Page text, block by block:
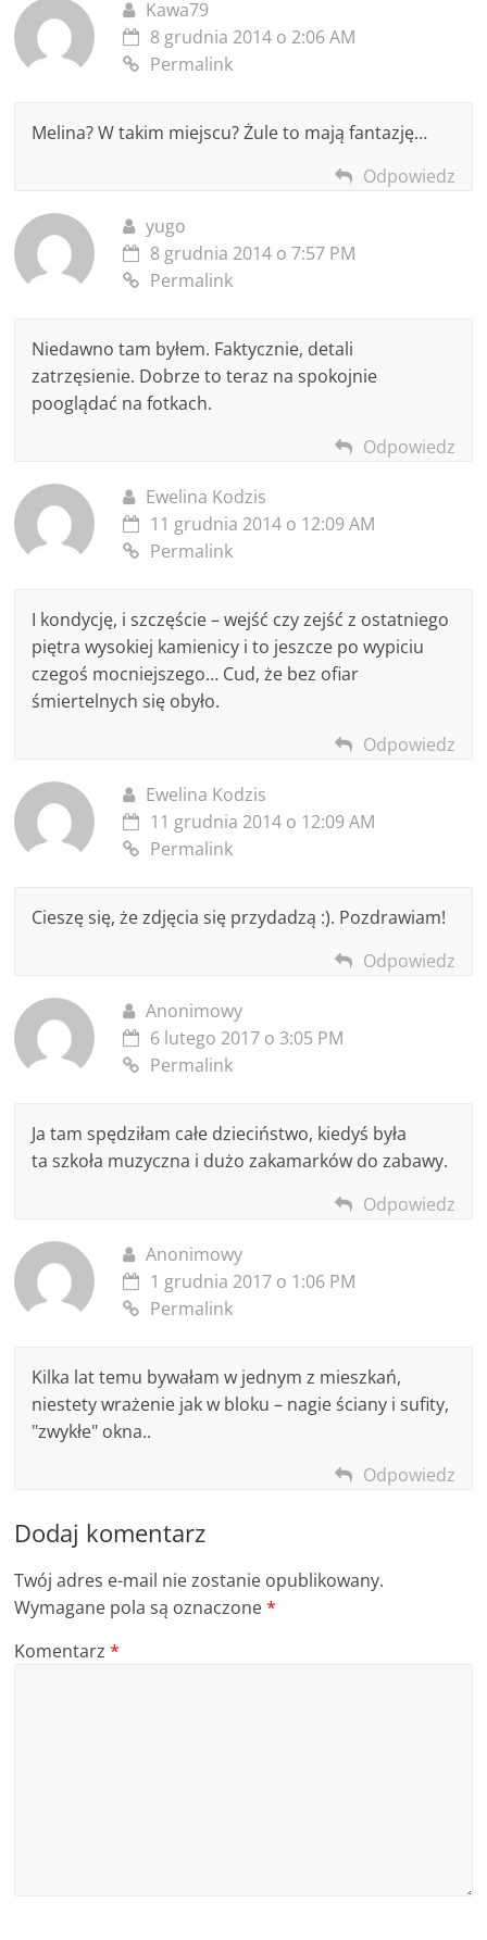
Kawa79
8 grudnia 2014 o 2:06 AM
Permalink
Melina? W takim miejscu? Żule to mają fantazję…
Odpowiedz
yugo
8 grudnia 2014 o 7:57 PM
Permalink
Niedawno tam byłem. Faktycznie, detali
zatrzęsienie. Dobrze to teraz na spokojnie
pooglądać na fotkach.
Odpowiedz
Ewelina Kodzis
11 grudnia 2014 o 12:09 AM
Permalink
I kondycję, i szczęście – wejść czy zejść z ostatniego
piętra wysokiej kamienicy i to jeszcze po wypiciu
czegoś mocniejszego… Cud, że bez ofiar
śmiertelnych się obyło.
Odpowiedz
Ewelina Kodzis
11 grudnia 2014 o 12:09 AM
Permalink
Cieszę się, że zdjęcia się przydadzą :). Pozdrawiam!
Odpowiedz
Anonimowy
6 lutego 2017 o 3:05 PM
Permalink
Ja tam spędziłam całe dzieciństwo, kiedyś była
ta szkoła muzyczna i dużo zakamarków do zabawy.
Odpowiedz
Anonimowy
1 grudnia 2017 o 1:06 PM
Permalink
Kilka lat temu bywałam w jednym z mieszkań,
niestety wrażenie jak w bloku – nagie ściany i sufity,
"zwykłe" okna..
Odpowiedz
Dodaj komentarz
Twój adres e-mail nie zostanie opublikowany.
Wymagane pola są oznaczone*
Komentarz*